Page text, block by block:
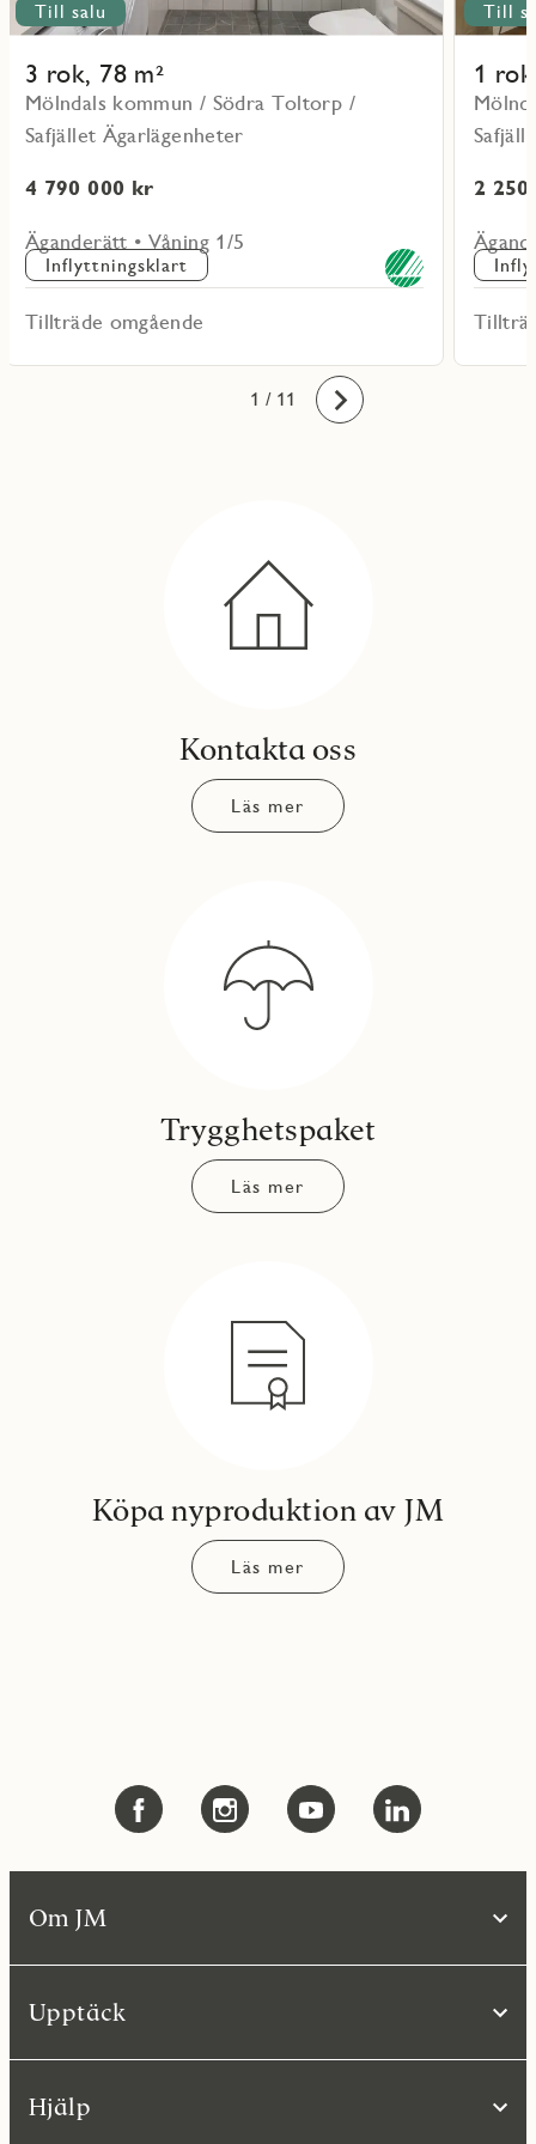
Till salu
3 rok, 78 m²
Mölndals kommun / Södra Toltorp /
Safjället Ägarlägenheter
4 790 000 kr
Äganderätt • Våning 1/5
Inflyttningsklart
Tillträde omgående
Till
1
2
1
2
3
4
5
6
7
8
9
10
11 / 11 Framåt
Kontakta oss
Läs mer
Trygghetspaket
Läs mer
Köpa nyproduktion av JM
Läs mer
Om JM
Upptäck
Hjälp